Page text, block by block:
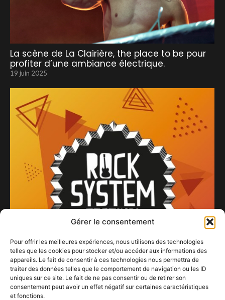
Gérer le consentement
Pour offrir les meilleures expériences, nous utilisons des technologies
telles que les cookies pour stocker et/ou accéder aux informations des
appareils. Le fait de consentir à ces technologies nous permettra de
traiter des données telles que le comportement de navigation ou les ID
uniques sur ce site. Le fait de ne pas consentir ou de retirer son
consentement peut avoir un effet négatif sur certaines caractéristiques
et fonctions.
La scène de La Clairière, the place to be pour
profiter d’une ambiance électrique.
19 juin 2025